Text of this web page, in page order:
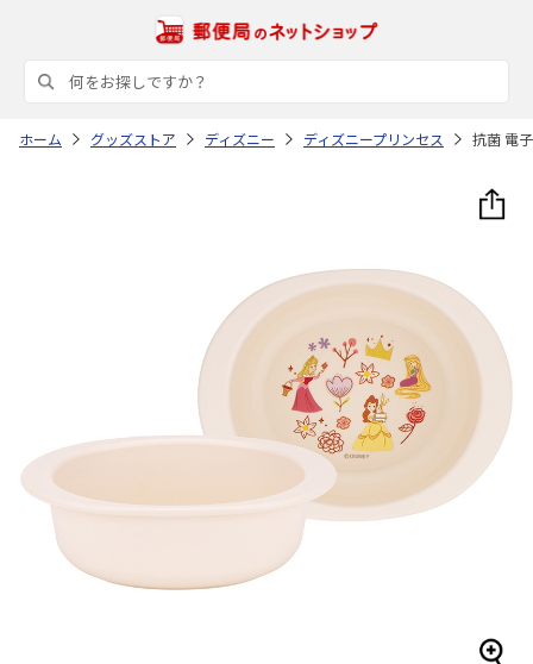
ホーム グッズストア ディズニー ディズニープリンセス 抗菌 電